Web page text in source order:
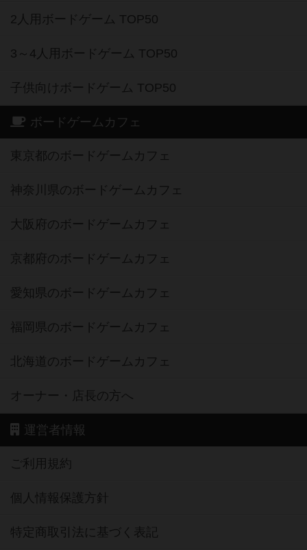
2人用ボードゲーム TOP50
3～4人用ボードゲーム TOP50
子供向けボードゲーム TOP50
ボードゲームカフェ
東京都のボードゲームカフェ
神奈川県のボードゲームカフェ
大阪府のボードゲームカフェ
京都府のボードゲームカフェ
愛知県のボードゲームカフェ
福岡県のボードゲームカフェ
北海道のボードゲームカフェ
オーナー・店長の方へ
運営者情報
ご利用規約
個人情報保護方針
特定商取引法に基づく表記